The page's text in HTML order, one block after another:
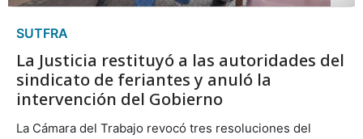
SUTFRA
La Justicia restituyó a las autoridades del
sindicato de feriantes y anuló la
intervención del Gobierno
La Cámara del Trabajo revocó tres resoluciones del